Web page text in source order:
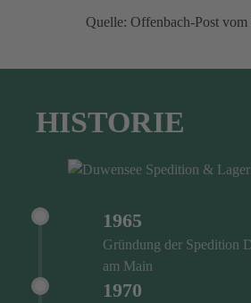
Quelle: Offenbach-Post vom
HISTORIE
1965
Gründung der Spedition
am Main
1970